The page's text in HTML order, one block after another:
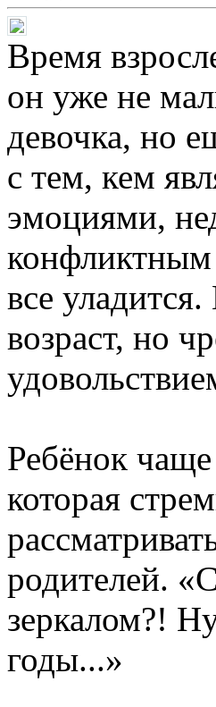
Время
он уже не
девочка, но
с тем, кем
эмоциями,
все
возраст, но
Ребёнок
которая
родителей.
зеркалом?!
годы...»